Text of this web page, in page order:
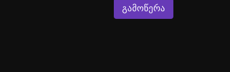
ᲒᲐᲛᲝᲬᲔᲠᲐ